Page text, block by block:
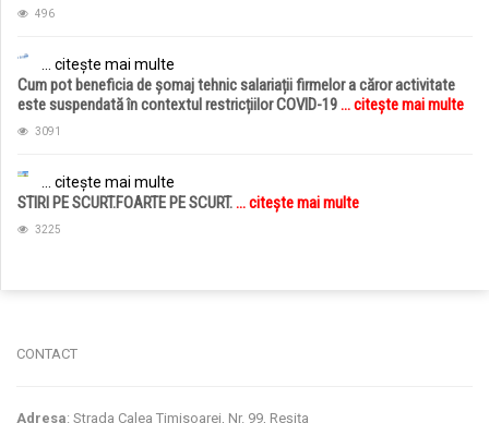
496
... citește mai multe
Cum pot beneficia de șomaj tehnic salariații firmelor a căror activitate
este suspendată în contextul restricțiilor COVID-19... citește mai multe
3091
... citește mai multe
STIRI PE SCURT.FOARTE PE SCURT.... citește mai multe
3225
CONTACT
Adresa: Strada Calea Timisoarei, Nr. 99, Reșița